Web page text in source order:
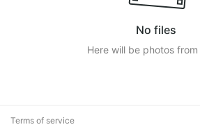
No files
Here will be photos
Terms of service